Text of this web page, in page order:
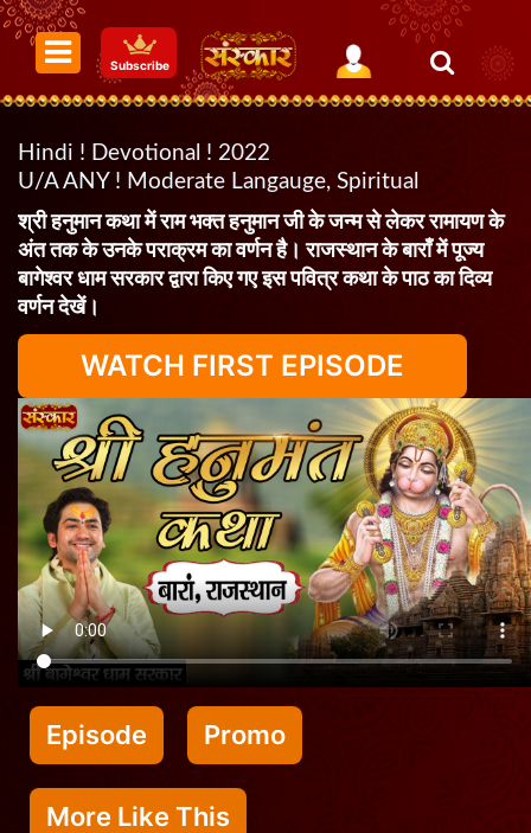
Subscribe
Hindi ! Devotional ! 2022
U/A ANY ! Moderate Langauge, Spiritual
श्री हनुमान कथा में राम भक्त हनुमान जी के जन्म से लेकर रामायण के
अंत तक के उनके पराक्रम का वर्णन है। राजस्थान के बाराँ में पूज्य
बागेश्वर धाम सरकार द्वारा किए गए इस पवित्र कथा के पाठ का दिव्य
वर्णन देखें।
WATCH FIRST EPISODE
Episode Promo
More Like This